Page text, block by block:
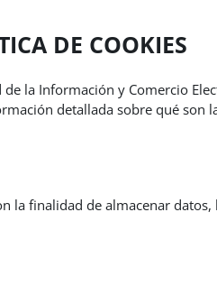
DE COOKIES
la Información y Comercio
detallada sobre qué son
la finalidad de almacenar